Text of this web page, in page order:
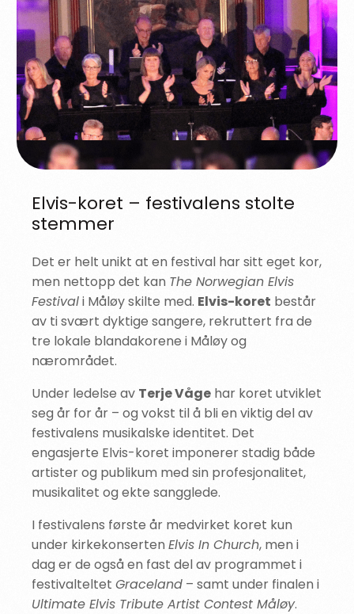
Elvis-koret – festivalens stolte
stemmer
Det er helt unikt at en festival har sitt eget kor,
men nettopp det kan The Norwegian Elvis
Festivali Måløy skilte med. Elvis-koret består
av ti svært dyktige sangere, rekruttert fra de
tre lokale blandakorene i Måløy og
nærområdet.
Under ledelse av Terje Våge har koret utviklet
seg år for år – og vokst til å bli en viktig del av
festivalens musikalske identitet. Det
engasjerte Elvis-koret imponerer stadig både
artister og publikum med sin profesjonalitet,
musikalitet og ekte sangglede.
I festivalens første år medvirket koret kun
under kirkekonsertenElvis In Church, men i
dag er de også en fast del av programmet i
festivalteltetGraceland – samt under finalen i
Ultimate Elvis Tribute Artist Contest Måløy.